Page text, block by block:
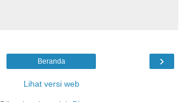
›
Beranda
Lihat versi web